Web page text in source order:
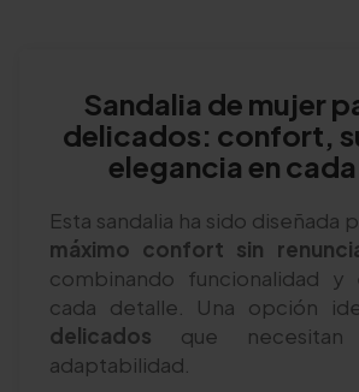
Sandalia de mujer
delicados: confort,
elegancia en
Esta sandalia ha sido diseñada
máximo confort sin
combinando funcionalidad y
cada detalle. Una opción
delicados que
adaptabilidad.